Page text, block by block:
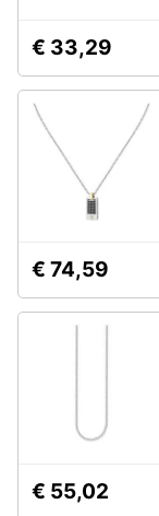
€ 33,29
€ 74,59
€ 55,02